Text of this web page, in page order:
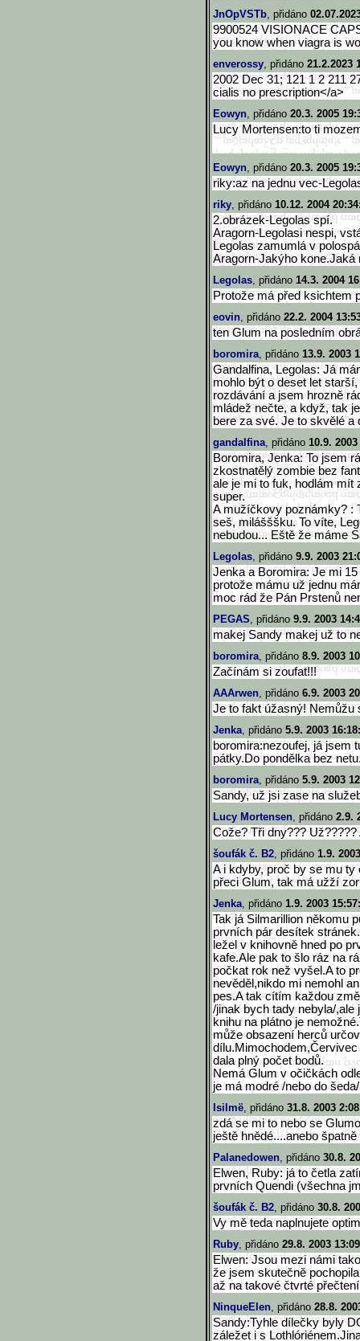
JnOpVSTb, přidáno
9900524 VISIONACE
you know when viagra is
enverossy, přidáno 21.2.2023
2002 Dec 31; 121 1 2 211
cialis no prescription</a>
Eowyn, přidáno 20.3. 2005
Lucy Mortensen:to ti
Eowyn, přidáno 20.3. 2005
riky:az na jednu vec-
riky, přidáno 10.12. 2004
2.obrázek-Legolas spí.
Aragorn-Legolasi nespi,
Legolas zamumlá v
Aragorn-Jakýho kone.Jaká
Legolas, přidáno 14.3. 2004
Protože má před ksichtem
eovin, přidáno 22.2. 2004
ten Glum na posledním
boromira, přidáno 13.9. 2003
Gandalfina, Legolas: Já
mohlo být o deset let
rozdávání a jsem hrozně
mládež nečte, a když, tak
bere za své. Je to skvělé a
gandalfina, přidáno 10.9.
Boromira, Jenka: To jsem
zkostnatělý zombie bez
ale je mi to fuk, hodlám mít
super.
A mužíčkovy poznámky? :
seš, milášššku. To víte,
nebudou... Eště že máme
Legolas, přidáno 9.9. 2003
Jenka a Boromira: Je mi
protože mámu už jednu
moc rád že Pán Prstenů
PEGAS, přidáno 9.9. 2003
makej Sandy makej už to
boromira, přidáno 8.9. 2003
Začínám si zoufat!!!
AAArwen, přidáno 6.9. 2003
Je to fakt úžasný! Nemůžu
Jenka, přidáno 5.9. 2003
boromira:nezoufej, já jsem
pátky.Do pondělka bez
boromira, přidáno 5.9. 2003
Sandy, už jsi zase na
Lucy Mortensen, přidáno 2.9.
Cože? Tři dny???
šoufák č. B2, přidáno 1.9.
A i kdyby, proč by se mu
přeci Glum, tak má užží
Jenka, přidáno 1.9. 2003
Tak já Silmarillion někomu
prvních pár desítek
ležel v knihovně hned po
kafe.Ale pak to šlo ráz na
počkat rok než vyšel.A to
nevěděl,nikdo mi nemohl
pes.A tak cítím každou
/jinak bych tady nebyla/
knihu na plátno je
může obsazení herců
dala plný počet bodů.
Nemá Glum v očičkách
je má modré /nebo do
Isilmë, přidáno 31.8. 2003
zdá se mi to nebo se
ještě hnědé....anebo
Palanedowen, přidáno 30.8.
Elwen, Ruby: já to četla
prvních Quendi (všechna
šoufák č. B2, přidáno 30.8.
Vy mě teda naplnujete
Ruby, přidáno 29.8. 2003
Elwen: Jsou mezi námi
že jsem skutečně
až na takové čtvrté přečtení
NinqueElen, přidáno 28.8.
Sandy:Tyhle dílečky byly
záležet i s